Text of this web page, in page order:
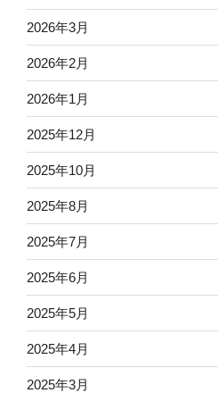
2026年3月
2026年2月
2026年1月
2025年12月
2025年10月
2025年8月
2025年7月
2025年6月
2025年5月
2025年4月
2025年3月